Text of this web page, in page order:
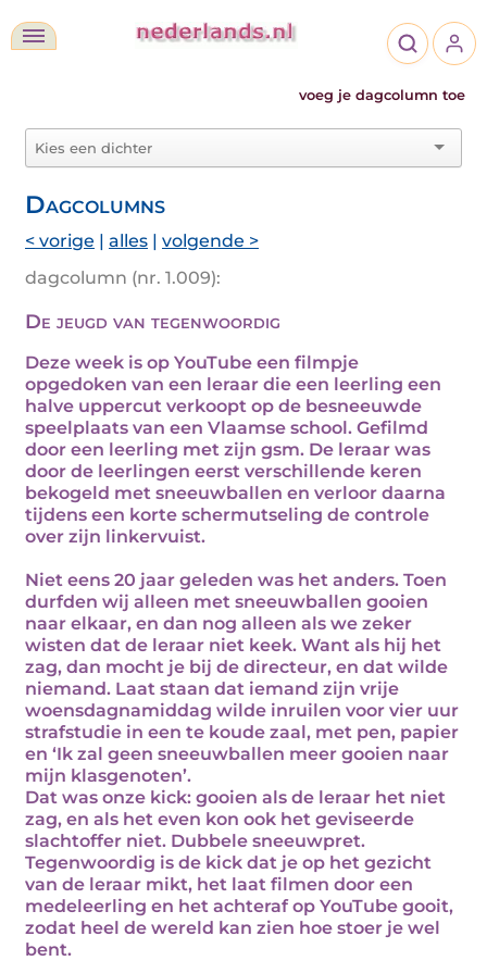
voeg je dagcolumn toe
Dagcolumns
< vorige | alles | volgende >
dagcolumn (nr. 1.009):
De jeugd van tegenwoordig
Deze week is op YouTube een filmpje
opgedoken van een leraar die een leerling een
halve uppercut verkoopt op de besneeuwde
speelplaats van een Vlaamse school. Gefilmd
door een leerling met zijn gsm. De leraar was
door de leerlingen eerst verschillende keren
bekogeld met sneeuwballen en verloor daarna
tijdens een korte schermutseling de controle
over zijn linkervuist.
Niet eens 20 jaar geleden was het anders. Toen
durfden wij alleen met sneeuwballen gooien
naar elkaar, en dan nog alleen als we zeker
wisten dat de leraar niet keek. Want als hij het
zag, dan mocht je bij de directeur, en dat wilde
niemand. Laat staan dat iemand zijn vrije
woensdagnamiddag wilde inruilen voor vier uur
strafstudie in een te koude zaal, met pen, papier
en ‘Ik zal geen sneeuwballen meer gooien naar
mijn klasgenoten’.
Dat was onze kick: gooien als de leraar het niet
zag, en als het even kon ook het geviseerde
slachtoffer niet. Dubbele sneeuwpret.
Tegenwoordig is de kick dat je op het gezicht
van de leraar mikt, het laat filmen door een
medeleerling en het achteraf op YouTube gooit,
zodat heel de wereld kan zien hoe stoer je wel
bent.